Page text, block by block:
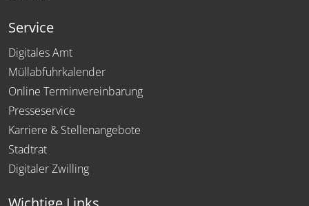
Service
Digitales Amt
Müllabfuhrkalender
Online Terminvereinbarung
Presseservice
Karriere & Stellenangebote
Stadtrat
Digitaler Zwilling